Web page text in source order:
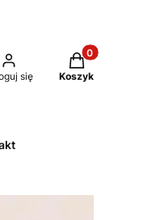
się
Produkty w
Koszyk